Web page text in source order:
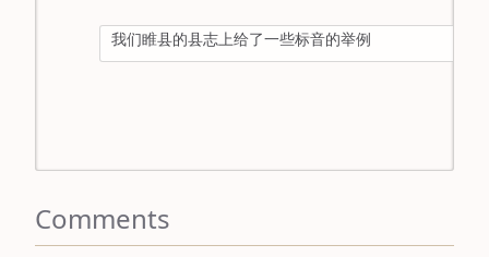
mandarin我们睢县的县志上给了一些标音的举例
Comments